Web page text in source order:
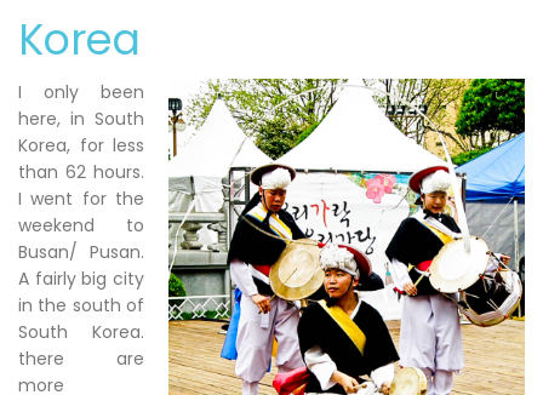
Korea
I only been
here, in South
Korea, for less
than 62 hours.
I went for the
weekend to
Busan/ Pusan.
A fairly big city
in the south of
South Korea.
there are
more